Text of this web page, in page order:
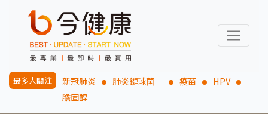
最多人關注 新冠肺炎 肺炎鏈球菌 疫苗
HPV
膽固醇